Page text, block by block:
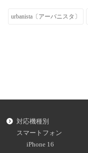
urbanista〔アーバニスタ〕
対応機種別
スマートフォン
iPhone 16